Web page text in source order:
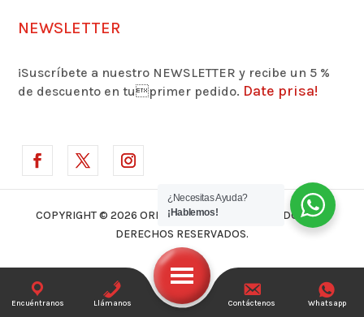
NEWSLETTER
¡Suscríbete a nuestro NEWSLETTER y recibe un 5 %
de descuento en tuprimer pedido. Date prisa!
COPYRIGHT © 2026 ORLANDO MARMOLEJO | TODOS LOS
DERECHOS RESERVADOS.
¿Necesitas Ayuda?
¡Hablemos!
Encuéntranos Llámanos Contáctenos Whatsapp